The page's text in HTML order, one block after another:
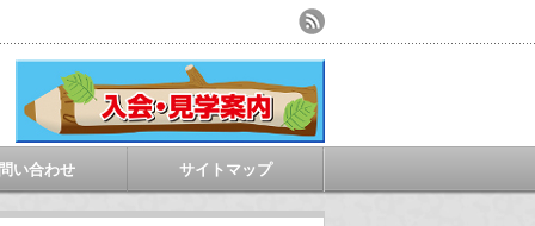
い合わせ サイトマップ